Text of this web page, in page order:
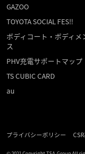
GAZOO
TOYOTA SOCIAL FES!!
ボディコート・ボディメ
ス
PHV充電サポートマップ
TS CUBIC CARD
au
プライバシーポリシー